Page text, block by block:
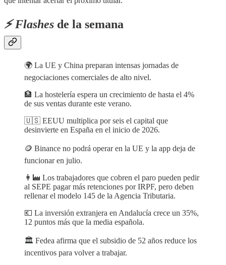
⚡️ Flashes de la semana
🌍 La UE y China preparan intensas jornadas de
negociaciones comerciales de alto nivel.
🏦 La hostelería espera un crecimiento de hasta el 4%
de sus ventas durante este verano.
🇺🇸 EEUU multiplica por seis el capital que
desinvierte en España en el inicio de 2026.
🪙 Binance no podrá operar en la UE y la app deja de
funcionar en julio.
👩‍🏭 Los trabajadores que cobren el paro pueden pedir
al SEPE pagar más retenciones por IRPF, pero deben
rellenar el modelo 145 de la Agencia Tributaria.
💶 La inversión extranjera en Andalucía crece un 35%,
12 puntos más que la media española.
🏛️ Fedea afirma que el subsidio de 52 años reduce los
incentivos para volver a trabajar.